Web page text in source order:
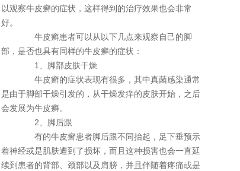
以观察牛皮癣的症状，这样得到的治疗效果也会非常
好。
牛皮癣患者可以从以下几点来观察自己的脚
部，是否也具有同样的牛皮癣的症状：
1、脚部皮肤干燥
牛皮癣的症状表现有很多，其中真菌感染通常
是由于脚部干燥引发的，从干燥发痒的皮肤开始，之后
会发展为牛皮癣。
2、脚后跟
有的牛皮癣患者脚后跟不同抬起，足下垂预示
着神经或是肌肤遭到了损坏，而且这种损害也会一直延
续到患者的背部、颈部以及肩膀，并且伴随着疼痛或是